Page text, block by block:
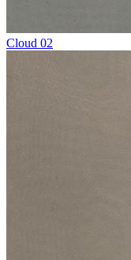
Cloud 02